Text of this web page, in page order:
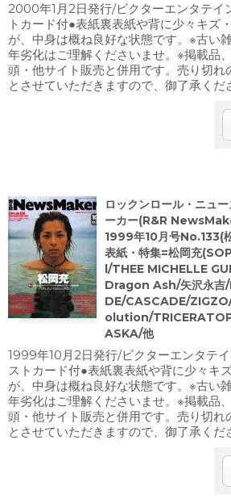
2000年1月2日発行/ビクターエンタテイ
トカード付●表紙裏表紙や背に少々キズ
が、中身は概ね良好な状態です。※古い
年劣化はご理解くださいませ。※掲載品
頭・他サイト販売と併用です。売り切れ
とさせていただきますので、御了承くだ
ロックンロール・ニュー
ーカー(R&R
1999年10月号No.133(
表紙・特集=松岡充
l/THEE MICHELLE
Dragon Ash/矢沢永吉
DE/CASCADE/
olution/
ASKA/他
1999年10月2日発行/ビクターエンタテ
ストカード付●表紙裏表紙や背に少々キ
が、中身は概ね良好な状態です。※古い
年劣化はご理解くださいませ。※掲載品
頭・他サイト販売と併用です。売り切れ
とさせていただきますので、御了承くだ